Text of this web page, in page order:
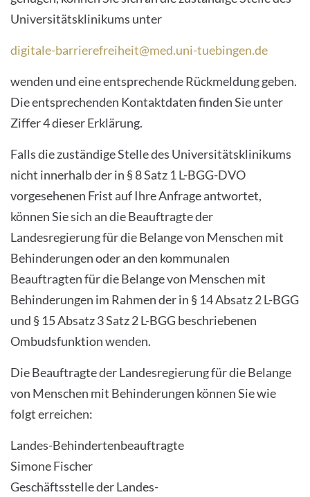
Universitätsklinikums unter
digitale-barrierefreiheit@med.uni-tuebingen.de
wenden und eine entsprechende Rückmeldung geben.
Die entsprechenden Kontaktdaten finden Sie unter
Ziffer 4 dieser Erklärung.
Falls die zuständige Stelle des Universitätsklinikums
nicht innerhalb der in § 8 Satz 1 L-BGG-DVO
vorgesehenen Frist auf Ihre Anfrage antwortet,
können Sie sich an die Beauftragte der
Landesregierung für die Belange von Menschen mit
Behinderungen oder an den kommunalen
Beauftragten für die Belange von Menschen mit
Behinderungen im Rahmen der in § 14 Absatz 2 L-BGG
und § 15 Absatz 3 Satz 2 L-BGG beschriebenen
Ombudsfunktion wenden.
Die Beauftragte der Landesregierung für die Belange
von Menschen mit Behinderungen können Sie wie
folgt erreichen:
Landes-Behindertenbeauftragte
Simone Fischer
Geschäftsstelle der Landes-